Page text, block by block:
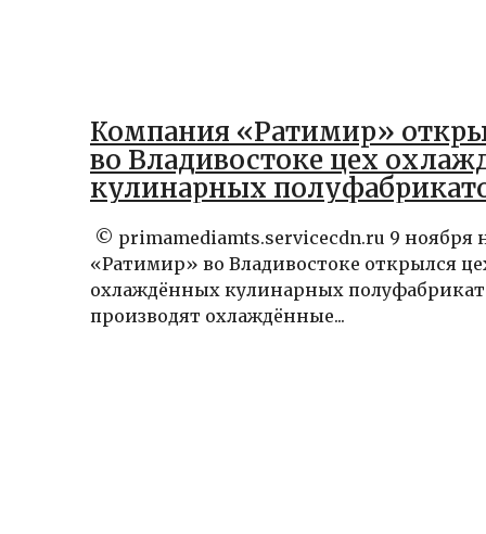
Компания «Ратимир»
во Владивостоке цех
кулинарных
© primamediamts.servicecdn.ru 9 ноября
«Ратимир» во Владивостоке открылся
охлаждённых кулинарных
производят охлаждённые...